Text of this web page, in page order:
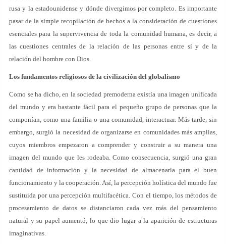
rusa y la estadounidense y dónde divergimos por completo. Es importante
pasar de la simple recopilación de hechos a la consideración de cuestiones
esenciales para la supervivencia de toda la comunidad humana, es decir, a
las cuestiones centrales de la relación de las personas entre sí y de la
relación del hombre con Dios.
Los fundamentos religiosos de la civilización del globalismo
Como se ha dicho, en la sociedad premoderna existía una imagen unificada
del mundo y era bastante fácil para el pequeño grupo de personas que la
componían, como una familia o una comunidad, interactuar. Más tarde, sin
embargo, surgió la necesidad de organizarse en comunidades más amplias,
cuyos miembros empezaron a comprender y construir a su manera una
imagen del mundo que les rodeaba. Como consecuencia, surgió una gran
cantidad de información y la necesidad de almacenarla para el buen
funcionamiento y la cooperación. Así, la percepción holística del mundo fue
sustituida por una percepción multifacética. Con el tiempo, los métodos de
procesamiento de datos se distanciaron cada vez más del pensamiento
natural y su papel aumentó, lo que dio lugar a la aparición de estructuras
imaginativas.